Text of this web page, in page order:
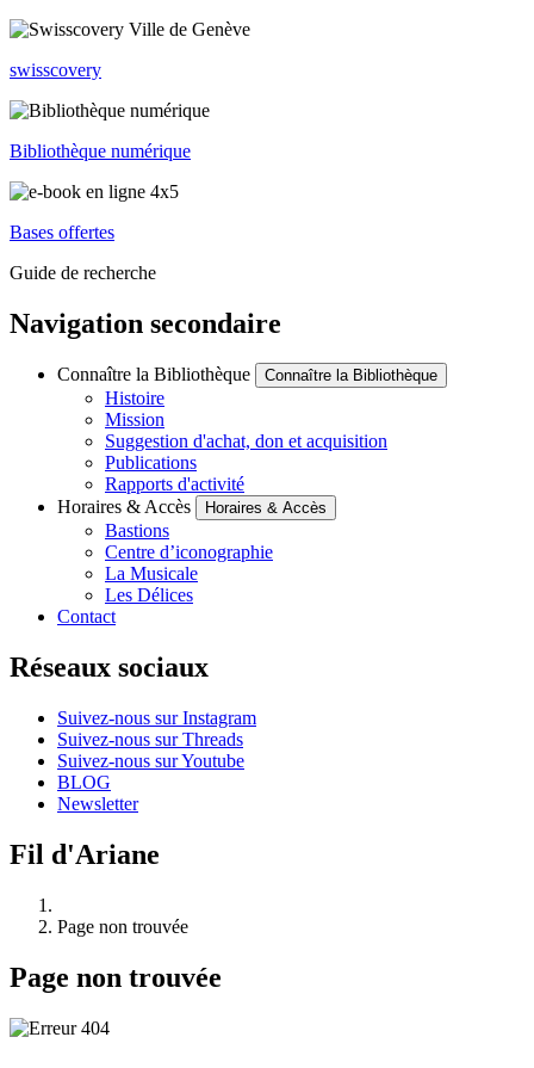
swisscovery
Bibliothèque numérique
Bases offertes
Guide de recherche
Navigation secondaire
Connaître la Bibliothèque Connaître la Bibliothèque
Histoire
Mission
Suggestion d'achat, don et acquisition
Publications
Rapports d'activité
Horaires & Accès
Horaires & Accès
Bastions
Centre d’iconographie
La Musicale
Les Délices
Contact
Réseaux sociaux
Suivez-nous sur Instagram
Suivez-nous sur Threads
Suivez-nous sur Youtube
BLOG
Newsletter
Fil d'Ariane
Page non trouvée
Page non trouvée